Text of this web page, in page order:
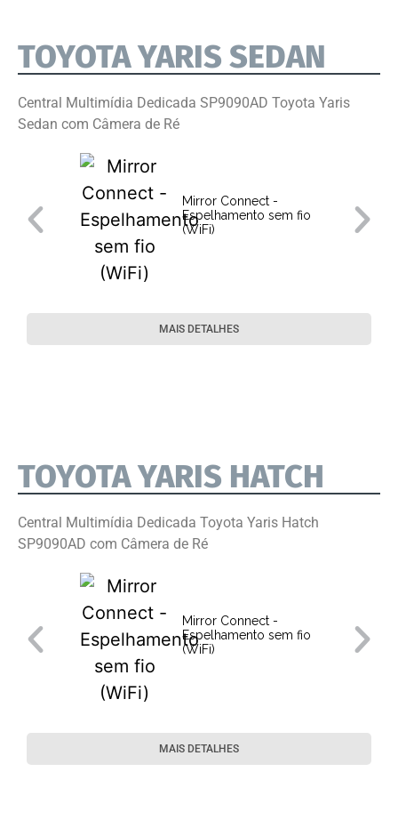
TOYOTA YARIS SEDAN
Central Multimídia Dedicada SP9090AD Toyota Yaris
Sedan com Câmera de Ré
Mirror Connect -
Espelhamento sem fio
(WiFi)
MAIS DETALHES
TOYOTA YARIS HATCH
Central Multimídia Dedicada Toyota Yaris Hatch
SP9090AD com Câmera de Ré
Mirror Connect -
Espelhamento sem fio
(WiFi)
MAIS DETALHES